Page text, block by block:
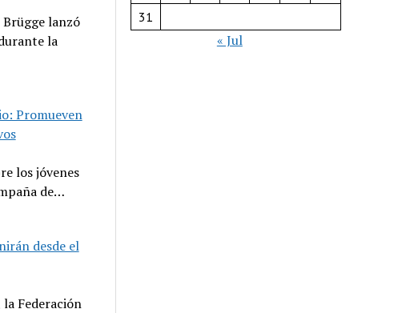
lanzó
la
Promueven
los jóvenes
de…
desde el
Federación
31
« Jul